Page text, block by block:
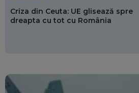
Criza din Ceuta: UE glisează spre
dreapta cu tot cu România